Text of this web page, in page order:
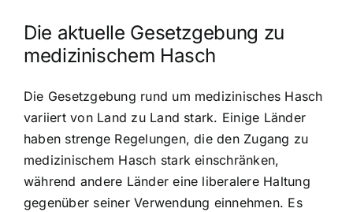
Die aktuelle Gesetzgebung zu
medizinischem Hasch
Die Gesetzgebung rund um medizinisches Hasch
variiert von Land zu Land stark. Einige Länder
haben strenge Regelungen, die den Zugang zu
medizinischem Hasch stark einschränken,
während andere Länder eine liberalere Haltung
gegenüber seiner Verwendung einnehmen. Es